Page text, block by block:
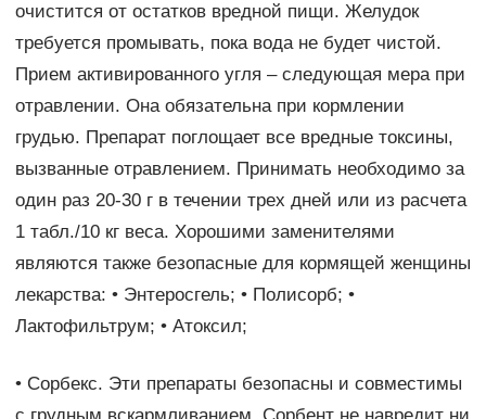
очистится от остатков вредной пищи. Желудок
требуется промывать, пока вода не будет чистой.
Прием активированного угля – следующая мера при
отравлении. Она обязательна при кормлении
грудью. Препарат поглощает все вредные токсины,
вызванные отравлением. Принимать необходимо за
один раз 20-30 г в течении трех дней или из расчета
1 табл./10 кг веса. Хорошими заменителями
являются также безопасные для кормящей женщины
лекарства: • Энтеросгель; • Полисорб; •
Лактофильтрум; • Атоксил;
• Сорбекс. Эти препараты безопасны и совместимы